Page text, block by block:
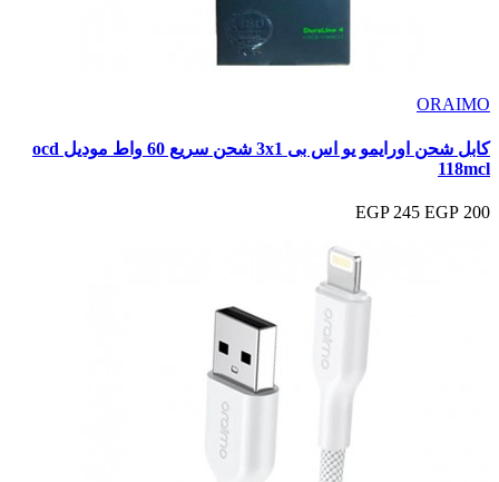
ORAIMO
كابل شحن اورايمو يو اس بى 3x1 شحن سريع 60 واط موديل ocd
118mcl
200 EGP
245 EGP